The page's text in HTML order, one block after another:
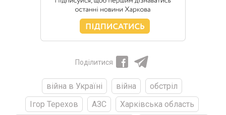
Поділитися
війна в Україні війна
обстріл
Ігор Терехов
АЗС
Харківська область